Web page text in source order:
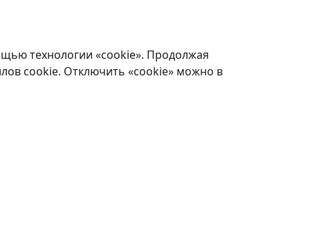
технологии «cookie». Продолжая
cookie. Отключить «cookie» можно в